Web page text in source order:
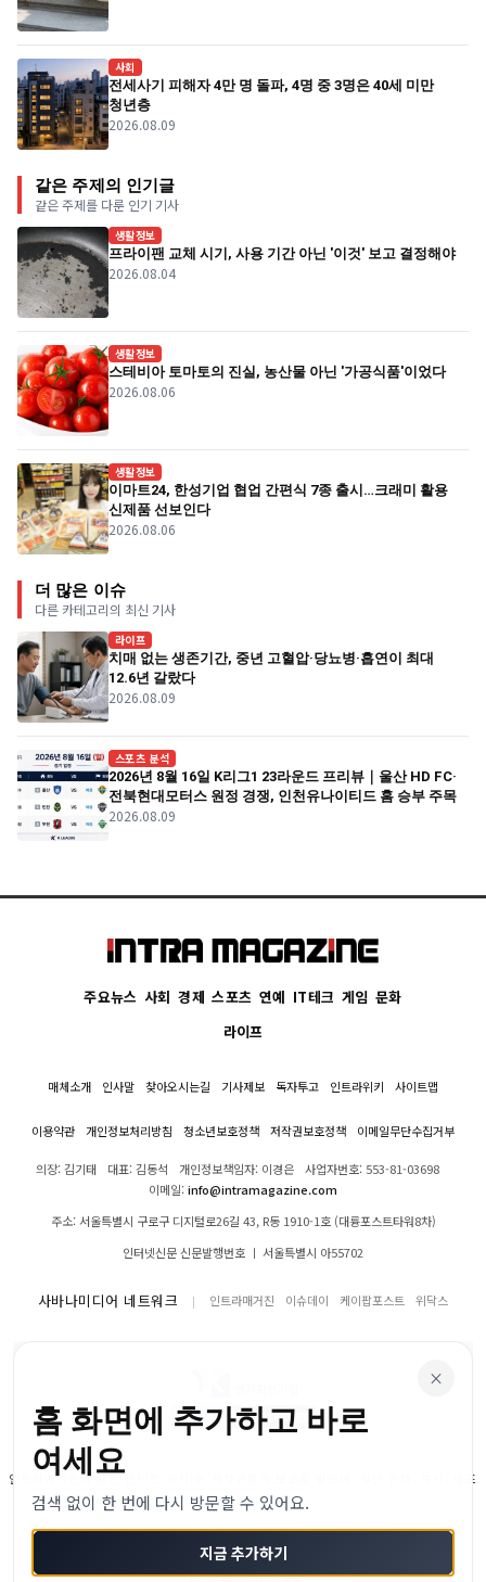
사회
전세사기 피해자 4만 명 돌파, 4명 중 3명은 40세 미만
청년층
2026.08.09
같은 주제의 인기글
같은 주제를 다룬 인기 기사
생활정보
프라이팬 교체 시기, 사용 기간 아닌 '이것' 보고 결정해야
2026.08.04
생활정보
스테비아 토마토의 진실, 농산물 아닌 '가공식품'이었다
2026.08.06
생활정보
이마트24, 한성기업 협업 간편식 7종 출시…크래미 활용
신제품 선보인다
2026.08.06
더 많은 이슈
다른 카테고리의 최신 기사
라이프
치매 없는 생존기간, 중년 고혈압·당뇨병·흡연이 최대
12.6년 갈랐다
2026.08.09
스포츠 분석
2026년 8월 16일 K리그1 23라운드 프리뷰｜울산 HD FC·
전북현대모터스 원정 경쟁, 인천유나이티드 홈 승부 주목
2026.08.09
주요뉴스 사회 경제 스포츠 연예 IT테크 게임 문화
라이프
매체소개 인사말 찾아오시는길 기사제보 독자투고 인트라위키 사이트맵
이용약관 개인정보처리방침 청소년보호정책 저작권보호정책 이메일무단수집거부
의장: 김기태 대표: 김동석 개인정보책임자: 이경은
사업자번호: 553-81-03698
이메일:info@intramagazine.com
주소: 서울특별시 구로구 디지털로26길 43, R동 1910-1호 (대륭포스트타워8차)
인터넷신문 신문발행번호 ㅣ 서울특별시 아55702
사바나미디어 네트워크 인트라매거진 이슈데이 케이팝포스트 위닥스
인트라매거진의 모든 콘텐츠(기사)는 저작권법의 보호를 받으며, 무단 전재, 복사, 배포
등을 금합니다.
© 2024–2026 인트라매거진. All Rights Reserved
×
홈 화면에 추가하고 바로
여세요
검색 없이 한 번에 다시 방문할 수 있어요.
지금 추가하기